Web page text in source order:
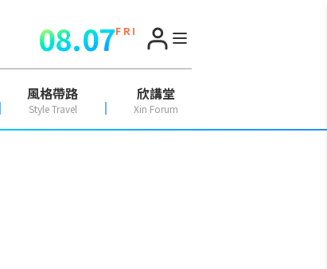
08.07F R I
風格帶路
Style Travel
欣講堂
Xin Forum